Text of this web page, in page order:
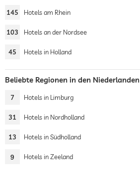
145 Hotels am Rhein
103 Hotels an der Nordsee
45 Hotels in Holland
Beliebte Regionen in den Niederlanden
7 Hotels in Limburg
31 Hotels in Nordholland
13 Hotels in Südholland
9 Hotels in Zeeland